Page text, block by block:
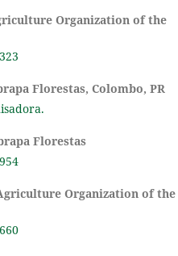
Organization of the
Florestas, Colombo, PR
Florestas
Organization of the